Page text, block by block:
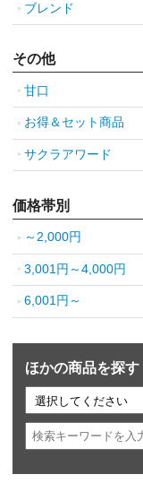
ブレンド
その他
甘口
お得＆セット商品
サクラアワード
価格帯別
～2,000円
3,001円～4,000円
6,001円～
ほかの商品を探す